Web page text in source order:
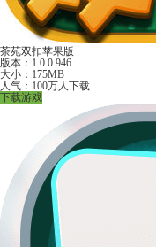
茶苑双扣苹果版
版本：1.0.0.946
大小：175MB
人气：100万人下载
下载游戏